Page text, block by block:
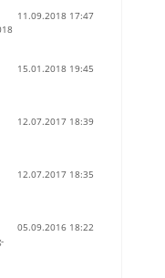
11.09.2018 17:47
15.01.2018 19:45
12.07.2017 18:39
12.07.2017 18:35
05.09.2016 18:22